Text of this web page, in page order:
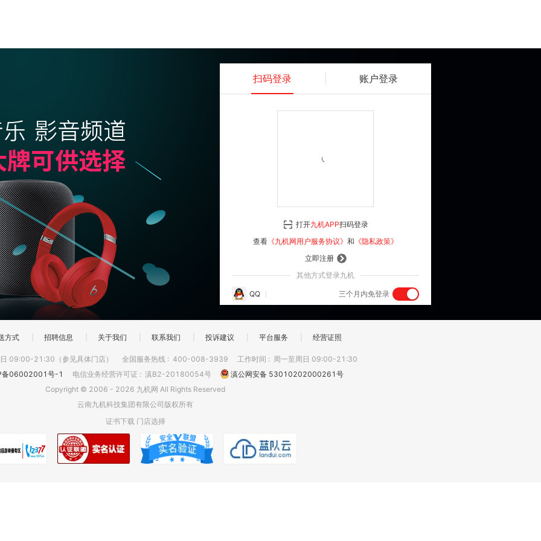
扫码登录 账户登录
登 录
立即注册
其他方式登录九机
QQ 三个月内免登录
打开九机APP扫码登录
查看 《九机网用户服务协议》 和 《隐私政策》
方式 招聘信息 关于我们 联系我们 投诉建议 平台服务 经营证照
09:00-21:30（参见具体门店） 全国服务热线 : 400-008-3939 工作时间 : 周一至周日 09:00-21:30
备06002001号-1
电信业务经营许可证 : 滇B2-20180054号
滇公网安备 53010202000261号
Copyright © 2006 - 2026 九机网 All Rights Reserved
云南九机科技集团有限公司版权所有
证书下载 门店选择